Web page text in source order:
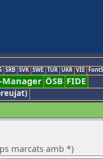
SRB SVK SWE TUR UKR VIE
Manager ÖSB FIDE
marcats amb *)